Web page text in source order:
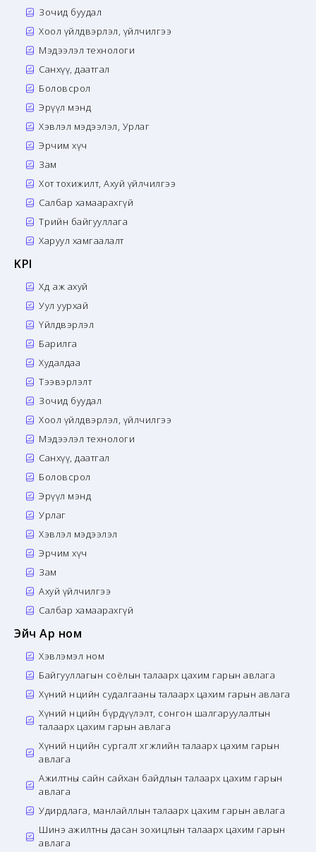
Зочид буудал
Хоол үйлдвэрлэл, үйлчилгээ
Мэдээлэл технологи
Санхүү, даатгал
Боловсрол
Эрүүл мэнд
Хэвлэл мэдээлэл, Урлаг
Эрчим хүч
Зам
Хот тохижилт, Ахуй үйлчилгээ
Салбар хамаарахгүй
Төрийн байгууллага
Харуул хамгаалалт
KPI
Хөдөө аж ахуй
Уул уурхай
Үйлдвэрлэл
Барилга
Худалдаа
Тээвэрлэлт
Зочид буудал
Хоол үйлдвэрлэл, үйлчилгээ
Мэдээлэл технологи
Санхүү, даатгал
Боловсрол
Эрүүл мэнд
Урлаг
Хэвлэл мэдээлэл
Эрчим хүч
Зам
Ахуй үйлчилгээ
Салбар хамаарахгүй
Эйч Ар ном
Хэвлэмэл ном
Байгууллагын соёлын талаарх цахим гарын авлага
Хүний нөөцийн судалгааны талаарх цахим гарын авлага
Хүний нөөцийн бүрдүүлэлт, сонгон шалгаруулалтын
талаарх цахим гарын авлага
Хүний нөөцийн сургалт хөгжлийн талаарх цахим гарын
авлага
Ажилтны сайн сайхан байдлын талаарх цахим гарын
авлага
Удирдлага, манлайллын талаарх цахим гарын авлага
Шинэ ажилтны дасан зохицлын талаарх цахим гарын
авлага